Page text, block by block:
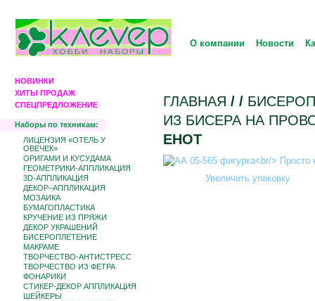
О компании Новости
НОВИНКИ
ХИТЫ ПРОДАЖ
СПЕЦПРЕДЛОЖЕНИЕ
Наборы по техникам:
ЛИЦЕНЗИЯ «ОТЕЛЬ У
ОВЕЧЕК»
ОРИГАМИ И КУСУДАМА
ГЕОМЕТРИКИ-АППЛИКАЦИЯ
3D-АППЛИКАЦИЯ
ДЕКОР–АППЛИКАЦИЯ
МОЗАИКА
БУМАГОПЛАСТИКА
КРУЧЕНИЕ ИЗ ПРЯЖИ
ДЕКОР УКРАШЕНИЙ
БИCЕРОПЛЕТЕНИЕ
МАКРАМЕ
ТВОРЧЕСТВО-АНТИСТРЕСС
ТВОРЧЕСТВО ИЗ ФЕТРА
ФОНАРИКИ
СТИКЕР-ДЕКОР АППЛИКАЦИЯ
ШЕЙКЕРЫ
ГЛАВНАЯ / /
ИЗ БИСЕРА НА
ЕНОТ
Увеличить упаковку